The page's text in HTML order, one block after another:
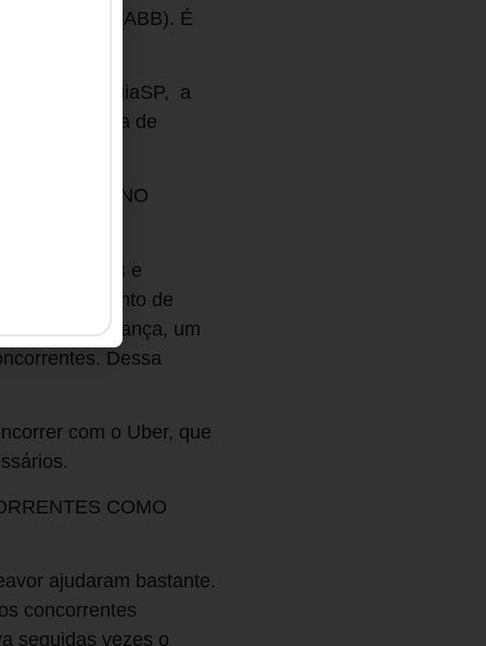
Boveri (ABB). É
o portal GuiaSP, a
e a produtora de
NO
talentosas e
tanto de
mais segurança, um
Dessa
com o Uber, que
COMO
ajudaram bastante.
concorrentes
seguidas vezes o